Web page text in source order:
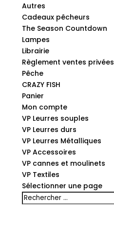
Autres
Cadeaux pêcheurs
The Season Countdown
Lampes
Librairie
Règlement ventes privées
Pêche
CRAZY FISH
Panier
Mon compte
VP Leurres souples
VP Leurres durs
VP Leurres Métalliques
VP Accessoires
VP cannes et moulinets
VP Textiles
Sélectionner une page